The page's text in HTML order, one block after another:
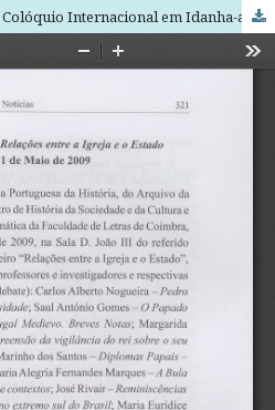
Memória e História Local, Colóquio Internacional em Idanha-a-Nova, 19-21 Junho de 2009